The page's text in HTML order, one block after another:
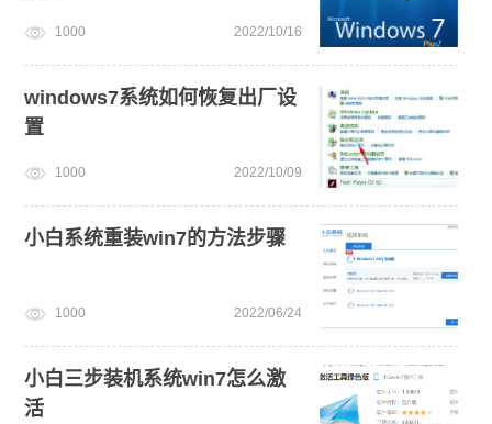
windows11安装教程 电脑开不了机怎么重装系统
win7系统安装教程
1000 2022/10/16
windows7系统如何恢复出厂设
置
1000 2022/10/09
小白系统重装win7的方法步骤
1000 2022/06/24
小白三步装机系统win7怎么激
活